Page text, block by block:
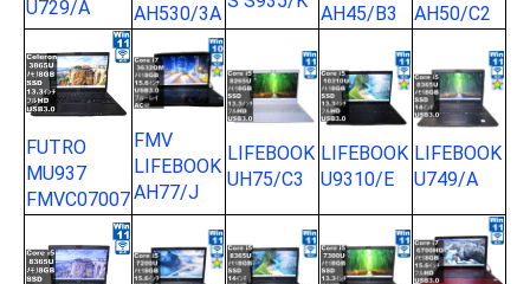
U729/A
AH530/3A
AH45/B3
AH50/C2
FUTRO
MU937
FMVC07007
FMV
LIFEBOOK
AH77/J
LIFEBOOK
UH75/C3
LIFEBOOK
U9310/E
LIFEBOOK
U749/A